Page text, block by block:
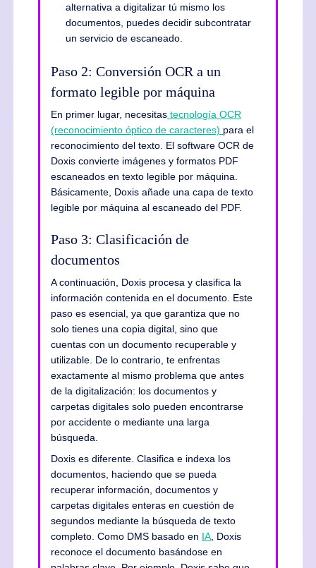
alternativa a digitalizar tú mismo los
documentos, puedes decidir subcontratar
un servicio de escaneado.
Paso 2: Conversión OCR a un
formato legible por máquina
En primer lugar, necesitas tecnología OCR
(reconocimiento óptico de caracteres) para el
reconocimiento del texto. El software OCR de
Doxis convierte imágenes y formatos PDF
escaneados en texto legible por máquina.
Básicamente, Doxis añade una capa de texto
legible por máquina al escaneado del PDF.
Paso 3: Clasificación de
documentos
A continuación, Doxis procesa y clasifica la
información contenida en el documento. Este
paso es esencial, ya que garantiza que no
solo tienes una copia digital, sino que
cuentas con un documento recuperable y
utilizable. De lo contrario, te enfrentas
exactamente al mismo problema que antes
de la digitalización: los documentos y
carpetas digitales solo pueden encontrarse
por accidente o mediante una larga
búsqueda.
Doxis es diferente. Clasifica e indexa los
documentos, haciendo que se pueda
recuperar información, documentos y
carpetas digitales enteras en cuestión de
segundos mediante la búsqueda de texto
completo. Como DMS basado en IA , Doxis
reconoce el documento basándose en